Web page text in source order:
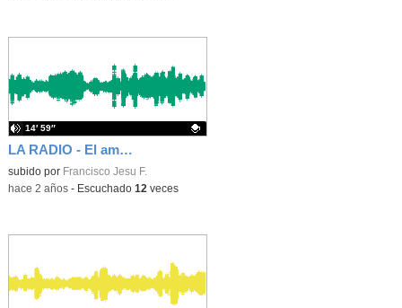
LA RADIO - El amor en el día de San Valentín (parte 4)
Contenido educativo.
subido por Francisco Jesu F.
14′ 59″
-hace 2 años- Escuchado 12veces